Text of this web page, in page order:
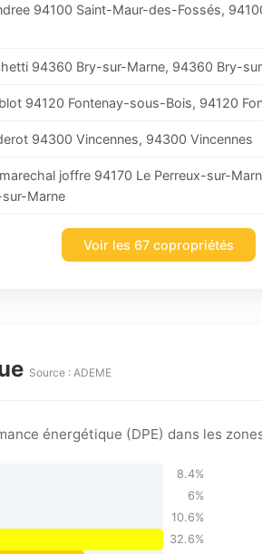
94100 Saint-Maur-des-Fossés,
94360 Bry-sur-Marne, 94360 Bry-
94120 Fontenay-sous-Bois, 94120
94300 Vincennes, 94300 Vincennes
joffre 94170 Le Perreux-sur-
Marne
Voir les 67 copropriétés
Source : ADEME
énergétique (DPE) dans les
8.4%
6%
10.6%
32.6%